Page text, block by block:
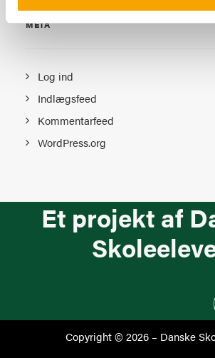
META
Log ind
Indlægsfeed
Kommentarfeed
WordPress.org
Et projekt af
Copyright © 2026 – Danske